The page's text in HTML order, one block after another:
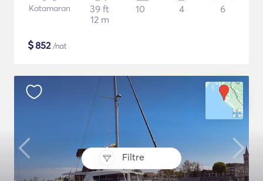
Filtre
Katamaran
39 ft
12 m
10 4 6
$852/nat